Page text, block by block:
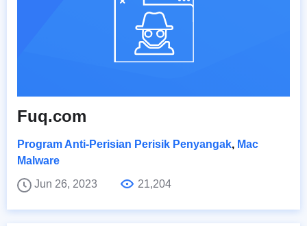
Fuq.com
Program Anti-Perisian Perisik Penyangak, Mac
Malware
Jun 26, 2023
21,204